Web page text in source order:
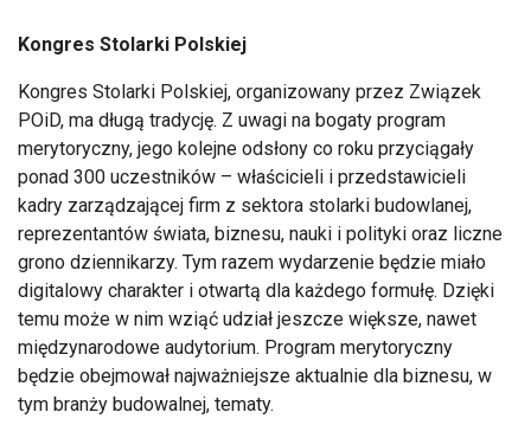
Kongres Stolarki Polskiej
Kongres Stolarki Polskiej, organizowany przez Związek
POiD, ma długą tradycję. Z uwagi na bogaty program
merytoryczny, jego kolejne odsłony co roku przyciągały
ponad 300 uczestników – właścicieli i przedstawicieli
kadry zarządzającej firm z sektora stolarki budowlanej,
reprezentantów świata, biznesu, nauki i polityki oraz liczne
grono dziennikarzy. Tym razem wydarzenie będzie miało
digitalowy charakter i otwartą dla każdego formułę. Dzięki
temu może w nim wziąć udział jeszcze większe, nawet
międzynarodowe audytorium. Program merytoryczny
będzie obejmował najważniejsze aktualnie dla biznesu, w
tym branży budowalnej, tematy.